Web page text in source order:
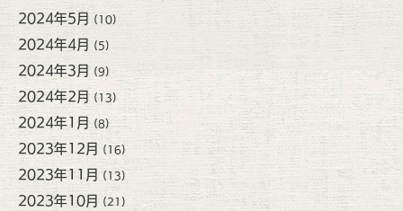
2024年5月 (10)
2024年4月 (5)
2024年3月 (9)
2024年2月 (13)
2024年1月 (8)
2023年12月 (16)
2023年11月 (13)
2023年10月 (21)